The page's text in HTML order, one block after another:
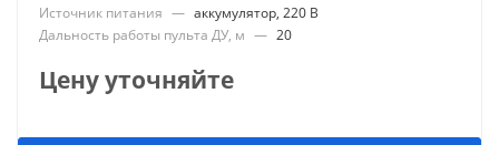
Источник питания — аккумулятор, 220 В
Дальность работы пульта ДУ, м — 20
Цену уточняйте